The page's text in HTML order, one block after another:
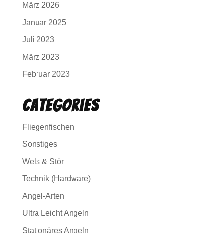
März 2026
Januar 2025
Juli 2023
März 2023
Februar 2023
Categories
Fliegenfischen
Sonstiges
Wels & Stör
Technik (Hardware)
Angel-Arten
Ultra Leicht Angeln
Stationäres Angeln